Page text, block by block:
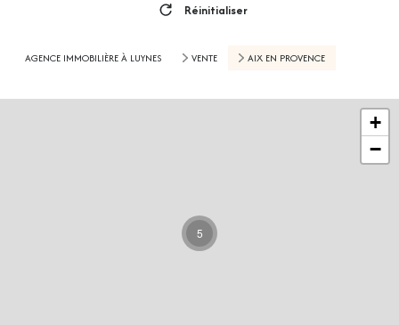
Réinitialiser
AGENCE IMMOBILIÈRE À LUYNES VENTE AIX EN PROVENCE
5
+
−